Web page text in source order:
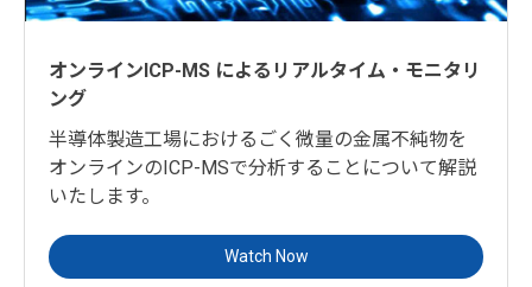
オンラインICP-MS によるリアルタイム・モニタリ
ング
半導体製造工場におけるごく微量の金属不純物を
オンラインのICP-MSで分析することについて解説
いたします。
Watch Now